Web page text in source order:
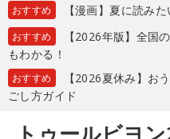
おすすめ 【漫画】夏に読み
おすすめ
【2026年版】全国
もわかる！
おすすめ
【2026夏休み】お
ごし方ガイド
トゥールビヨ